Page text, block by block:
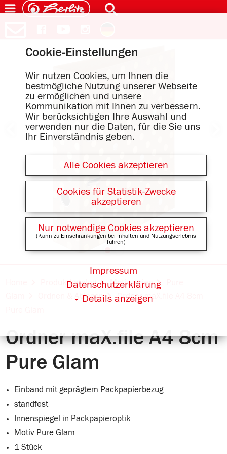
Produktkatalog Motivserien
Ordnen & Ablegen
Ordner maX.file A4 8cm
Ordner maX.file A4 8cm
Pure Glam
Einband mit geprägtem Packpapierbezug
standfest
Innenspiegel in Packpapieroptik
Motiv Pure Glam
1 Stück
Cookie-Einstellungen
Wir nutzen Cookies, um Ihnen die
bestmögliche Nutzung unserer Webseite
zu ermöglichen und unsere
Kommunikation mit Ihnen zu verbessern.
Wir berücksichtigen Ihre Auswahl und
verwenden nur die Daten, für die Sie uns
Ihr Einverständnis geben.
Alle Cookies akzeptieren
Cookies für Statistik-Zwecke
akzeptieren
Nur notwendige Cookies akzeptieren
(Kann zu Einschränkungen bei Inhalten und Nutzungserlebnis
führen)
Details anzeigen
Datenschutzerklärung
Impressum